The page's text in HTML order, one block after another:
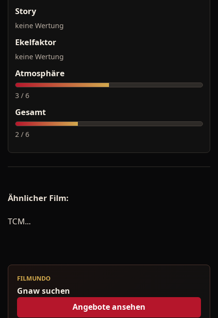
Story
keine Wertung
Ekelfaktor
keine Wertung
Atmosphäre
3 / 6
Gesamt
2 / 6
Ähnlicher Film:
TCM...
FILMUNDO
Gnaw suchen
Angebote ansehen